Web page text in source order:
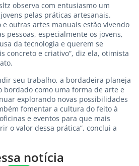
observa com entusiasmo um
pelas práticas artesanais.
outras artes manuais estão vivendo
pessoas, especialmente os jovens,
da tecnologia e querem se
concreto e criativo”, diz ela, otimista
seu trabalho, a bordadeira planeja
como uma forma de arte e
explorando novas possibilidades
fomentar a cultura do feito à
e eventos para que mais
o valor dessa prática”, conclui a
notícia